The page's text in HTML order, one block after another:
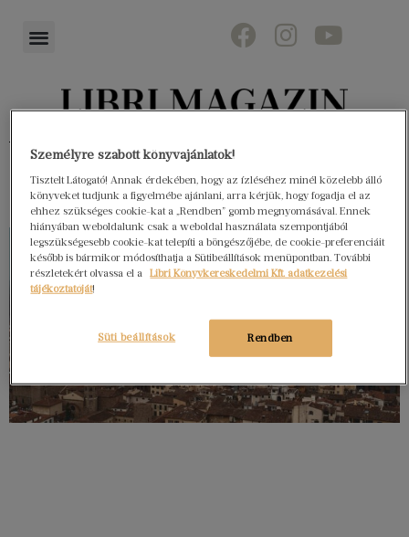
Személyre szabott könyvajánlatok!
Tisztelt Látogató! Annak érdekében, hogy az ízléséhez minél közelebb álló
könyveket tudjunk a figyelmébe ajánlani, arra kérjük, hogy fogadja el az
ehhez szükséges cookie-kat a „Rendben” gomb megnyomásával. Ennek
hiányában weboldalunk csak a weboldal használata szempontjából
legszükségesebb cookie-kat telepíti a böngészőjébe, de cookie-preferenciáit
később is bármikor módosíthatja a Sütibeállítások menüpontban. További
részletekért olvassa el a
Libri Könyvkereskedelmi Kft. adatkezelési
tájékoztatóját!
Rendben
Süti beállítások